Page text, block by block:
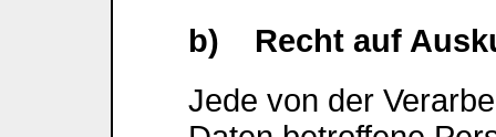
b) Recht auf
Jede von der